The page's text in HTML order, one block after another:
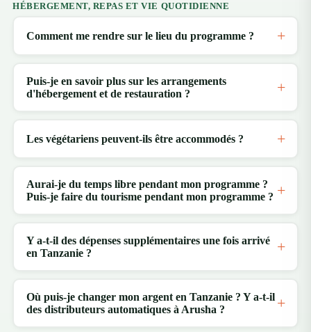
HÉBERGEMENT, REPAS ET VIE QUOTIDIENNE
Comment me rendre sur le lieu du programme ?
Puis-je en savoir plus sur les arrangements
d'hébergement et de restauration ?
Les végétariens peuvent-ils être accommodés ?
Aurai-je du temps libre pendant mon programme ?
Puis-je faire du tourisme pendant mon programme ?
Y a-t-il des dépenses supplémentaires une fois arrivé
en Tanzanie ?
Où puis-je changer mon argent en Tanzanie ? Y a-t-il
des distributeurs automatiques à Arusha ?